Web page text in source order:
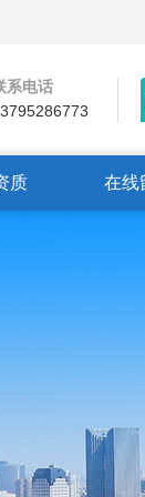
系电话
质 在线